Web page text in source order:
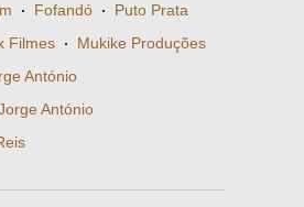
· Fofandó · Puto Prata
Filmes · Mukike Produções
António
António